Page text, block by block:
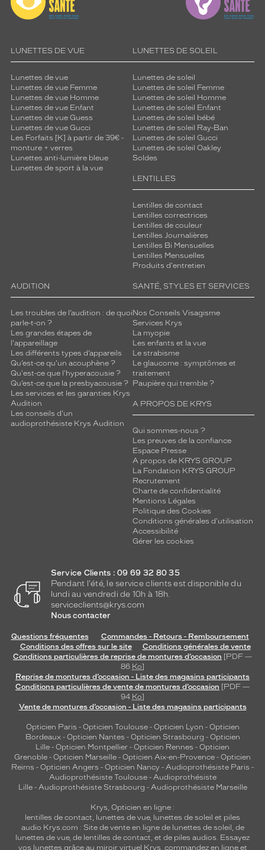
-20%
Matière
Métal
Kering
Eyewear
Marque
Chloé
LUNETTES DE VUE
Lunettes de vue
Lunettes de vue Femme
Lunettes de vue Homme
Lunettes de vue Enfant
Lunettes de vue Guess
Lunettes de vue Gucci
Les Forfaits [K] à partir de 39€ -
monture + verres
Lunettes anti-lumière bleue
Lunettes de sport à la vue
LUNETTES DE SOLEIL
Lunettes de soleil
Lunettes de soleil Femme
Lunettes de soleil Homme
Lunettes de soleil Enfant
Lunettes de soleil bébé
Lunettes de soleil Ray-Ban
Lunettes de soleil Gucci
Lunettes de soleil Oakley
Soldes
LENTILLES
Lentilles de contact
Lentilles correctrices
Lentilles de couleur
Lentilles Journalières
Lentilles Bi Mensuelles
Lentilles Mensuelles
Produits d'entretien
AUDITION
Les troubles de l’audition : de quoi
parle-t-on ?
Les grandes étapes de
l'appareillage
Les différents types d’appareils
Qu’est-ce qu'un acouphène ?
Qu'est-ce que l'hyperacousie ?
Qu’est-ce que la presbyacousie ?
Les services et les garanties Krys
Audition
Les conseils d'un
audioprothésiste Krys Audition
SANTÉ, STYLES ET SERVICES
Nos Conseils Visagisme
Services Krys
La myopie
Les enfants et la vue
Le strabisme
Le glaucome : symptômes et
traitement
Paupière qui tremble ?
A PROPOS DE KRYS
Qui sommes-nous ?
Les preuves de la confiance
Espace Presse
A propos de KRYS GROUP
La Fondation KRYS GROUP
Recrutement
Charte de confidentialité
Mentions Légales
Politique des Cookies
Conditions générales d'utilisation
Accessibilité
Gérer les cookies
Service Clients : 09 69 32 80 35
Pendant l'été, le service clients est disponible du
lundi au vendredi de 10h à 18h.
serviceclients@krys.com
Nous contacter
Questions fréquentes
Commandes - Retours - Remboursement
Conditions des offres sur le site
Conditions générales de vente
Conditions particulières de reprise de montures d’occasion [PDF —
86 Ko]
Reprise de montures d’occasion - Liste des magasins participants
Conditions particulières de vente de montures d’occasion [PDF —
94 Ko]
Vente de montures d’occasion - Liste des magasins participants
Opticien Paris - Opticien Toulouse- Opticien Lyon - Opticien
Bordeaux- Opticien Nantes - Opticien Strasbourg - Opticien
Lille - Opticien Montpellier - Opticien Rennes - Opticien
Grenoble - Opticien Marseille - Opticien Aix-en-Provence - Opticien
Reims - Opticien Angers - Opticien Nancy - Audioprothésiste Paris -
Audioprothésiste Toulouse- Audioprothésiste
Lille- Audioprothésiste Strasbourg - Audioprothésiste Marseille
Krys, Opticien en ligne :
lentilles de contact, lunettes de vue, lunettes de soleil et piles
audio Krys.com : Site de vente en ligne de lunettes de soleil, de
lunettes de vue, de lentilles de contact, et de piles audios. Essayez
vos lunettes grâce au miroir virtuel Krys, commandez en ligne et